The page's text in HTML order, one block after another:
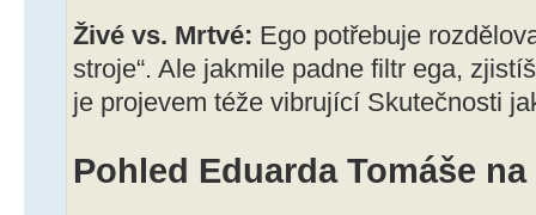
Živé vs. Mrtvé: Ego potřebuje
stroje“. Ale jakmile padne filtr ega,
je projevem téže vibrující Skutečnosti
Pohled Eduarda Tomáše